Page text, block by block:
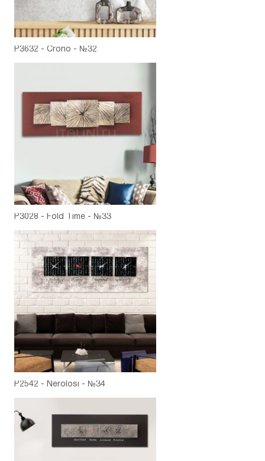
P3632 - Crono - №32
P3028 - Fold Time - №33
P2542 - Nerolosi - №34